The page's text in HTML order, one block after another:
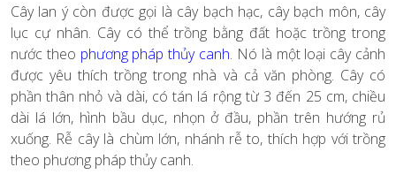
Cây lan ý còn được gọi là cây bạch hạc, cây bạch môn, cây
lục cự nhân. Cây có thể trồng bằng đất hoặc trồng trong
nước theo phương pháp thủy canh. Nó là một loại cây cảnh
được yêu thích trồng trong nhà và cả văn phòng. Cây có
phần thân nhỏ và dài, có tán lá rộng từ 3 đến 25 cm, chiều
dài lá lớn, hình bầu dục, nhọn ở đầu, phần trên hướng rủ
xuống. Rễ cây là chùm lớn, nhánh rễ to, thích hợp với trồng
theo phương pháp thủy canh.